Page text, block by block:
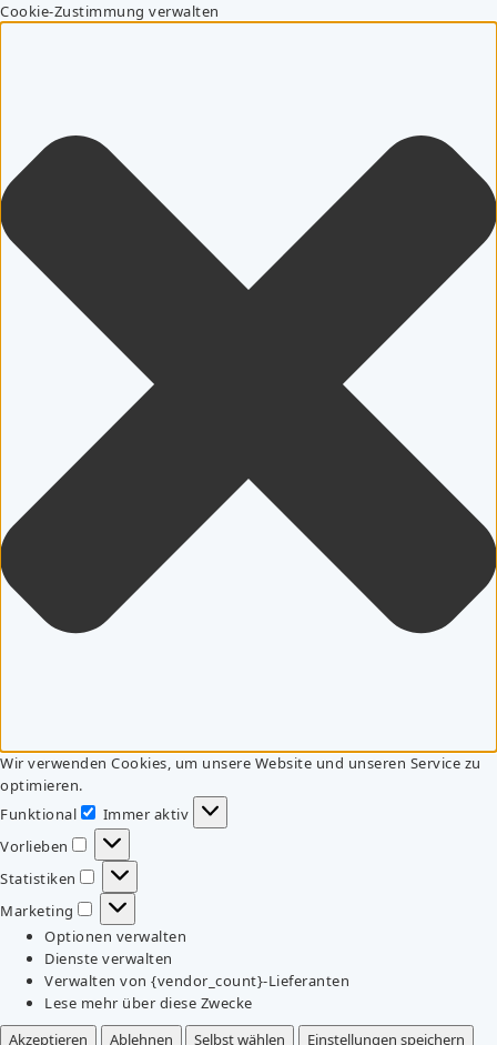
Cookie-Zustimmung verwalten
Wir verwenden Cookies, um unsere Website und unseren Service zu
optimieren.
Funktional
Funktional
Immer aktiv
Vorlieben
Vorlieben
Statistiken
Statistiken
Marketing
Marketing
Optionen verwalten
Dienste verwalten
Verwalten von {vendor_count}-Lieferanten
Lese mehr über diese Zwecke
Akzeptieren
Ablehnen Selbst wählen
Einstellungen speichern